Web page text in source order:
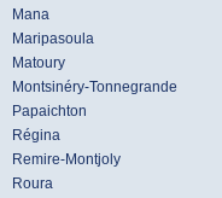
Mana
Maripasoula
Matoury
Montsinéry-Tonnegrande
Papaichton
Régina
Remire-Montjoly
Roura